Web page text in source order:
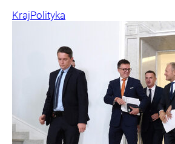
KrajPolityka